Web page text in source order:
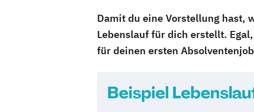
Damit du eine Vorstellung hast,
Lebenslauf für dich erstellt.
für deinen ersten
Beispiel